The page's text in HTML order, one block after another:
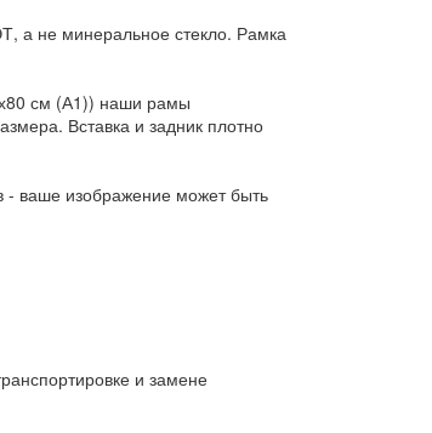
а не минеральное стекло. Рамка
см (А1)) наши рамы
Вставка и задник плотно
ваше изображение может быть
и замене